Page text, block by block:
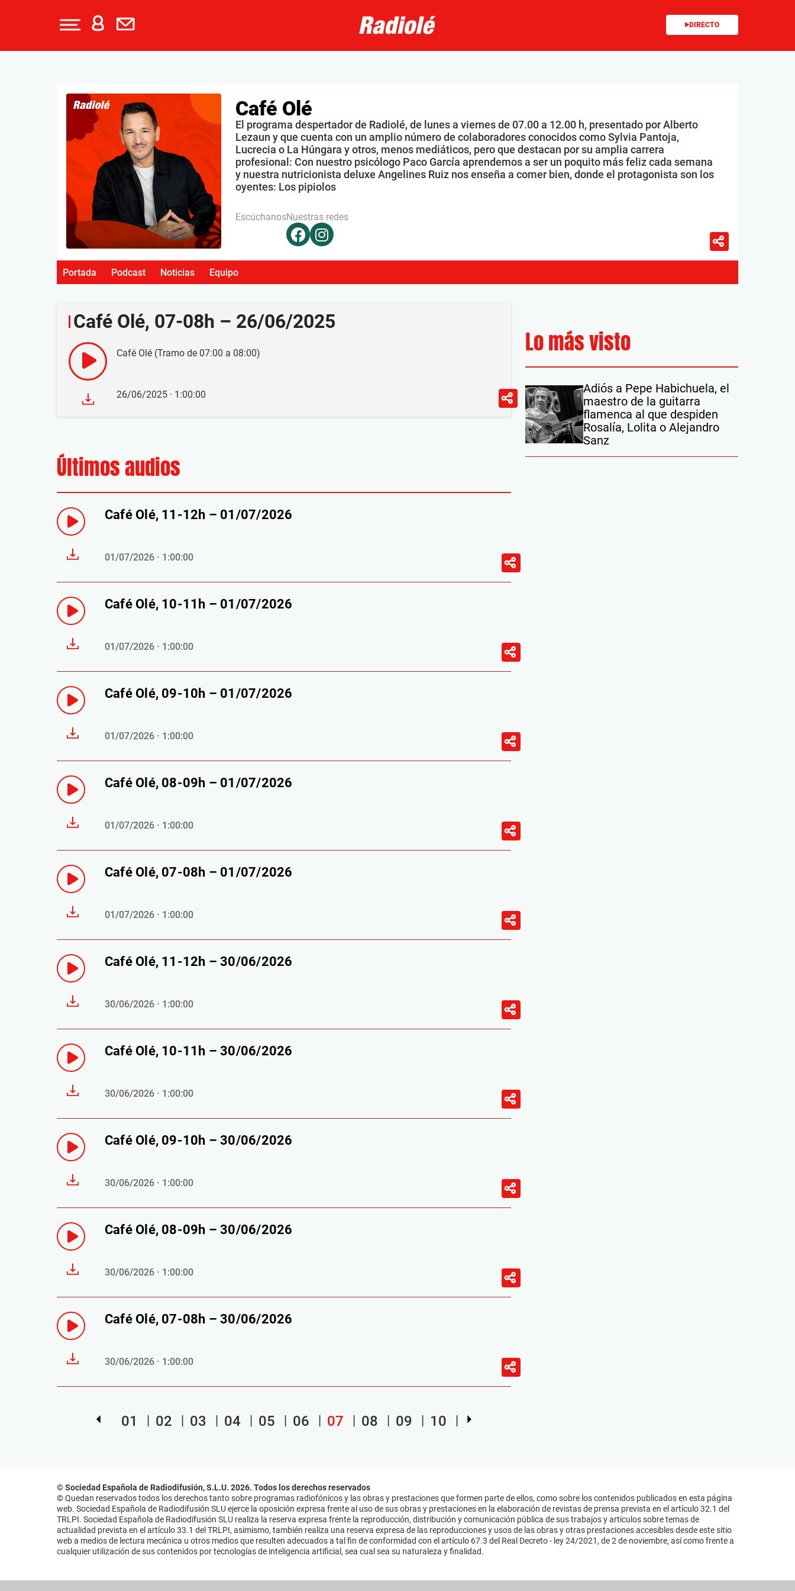
DIRECTO
Café Olé
El programa despertador de Radiolé, de lunes a viernes de 07.00 a 12.00 h, presentado por Alberto
Lezaun y que cuenta con un amplio número de colaboradores conocidos como Sylvia Pantoja,
Lucrecia o La Húngara y otros, menos mediáticos, pero que destacan por su amplia carrera
profesional: Con nuestro psicólogo Paco García aprendemos a ser un poquito más feliz cada semana
y nuestra nutricionista deluxe Angelines Ruiz nos enseña a comer bien, donde el protagonista son los
oyentes: Los pipiolos
EscúchanosNuestras redes
Portada Podcast Noticias Equipo
Café Olé, 07-08h – 26/06/2025
Café Olé (Tramo de 07:00 a 08:00)
26/06/2025 · 1:00:00
Últimos audios
Café Olé, 11-12h – 01/07/2026
01/07/2026 · 1:00:00
Café Olé, 10-11h – 01/07/2026
01/07/2026 · 1:00:00
Café Olé, 09-10h – 01/07/2026
01/07/2026 · 1:00:00
Café Olé, 08-09h – 01/07/2026
01/07/2026 · 1:00:00
Café Olé, 07-08h – 01/07/2026
01/07/2026 · 1:00:00
Café Olé, 11-12h – 30/06/2026
30/06/2026 · 1:00:00
Café Olé, 10-11h – 30/06/2026
30/06/2026 · 1:00:00
Café Olé, 09-10h – 30/06/2026
30/06/2026 · 1:00:00
Café Olé, 08-09h – 30/06/2026
30/06/2026 · 1:00:00
Café Olé, 07-08h – 30/06/2026
30/06/2026 · 1:00:00
01 02 03 04 05 06 07 08 09 10
Lo más visto
Adiós a Pepe Habichuela, el
maestro de la guitarra
flamenca al que despiden
Rosalía, Lolita o Alejandro
Sanz
© Sociedad Española de Radiodifusión, S.L.U. 2026. Todos los derechos reservados
© Quedan reservados todos los derechos tanto sobre programas radiofónicos y las obras y prestaciones que formen parte de ellos, como sobre los contenidos publicados en esta página
web. Sociedad Española de Radiodifusión SLU ejerce la oposición expresa frente al uso de sus obras y prestaciones en la elaboración de revistas de prensa prevista en el artículo 32.1 del
TRLPI. Sociedad Española de Radiodifusión SLU realiza la reserva expresa frente la reproducción, distribución y comunicación pública de sus trabajos y artículos sobre temas de
actualidad prevista en el artículo 33.1 del TRLPI, asimismo, también realiza una reserva expresa de las reproducciones y usos de las obras y otras prestaciones accesibles desde este sitio
web a medios de lectura mecánica u otros medios que resulten adecuados a tal fin de conformidad con el artículo 67.3 del Real Decreto - ley 24/2021, de 2 de noviembre, así como frente a
cualquier utilización de sus contenidos por tecnologías de inteligencia artificial, sea cual sea su naturaleza y finalidad.